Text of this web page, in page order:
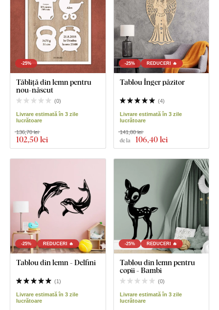
-25%
Tăbliță din lemn pentru
nou-născut
(0)
Livrare estimată în 3 zile
lucrătoare
102,50 lei
136,70 lei
-25% REDUCERI 🔥
Tablou Înger păzitor
(4)
Livrare estimată în 3 zile
lucrătoare
de la 106,40 lei
141,80 lei
-25% REDUCERI 🔥
Tablou din lemn - Delfini
(1)
Livrare estimată în 3 zile
lucrătoare
-25% REDUCERI 🔥
Tablou din lemn pentru
copii - Bambi
(0)
Livrare estimată în 3 zile
lucrătoare